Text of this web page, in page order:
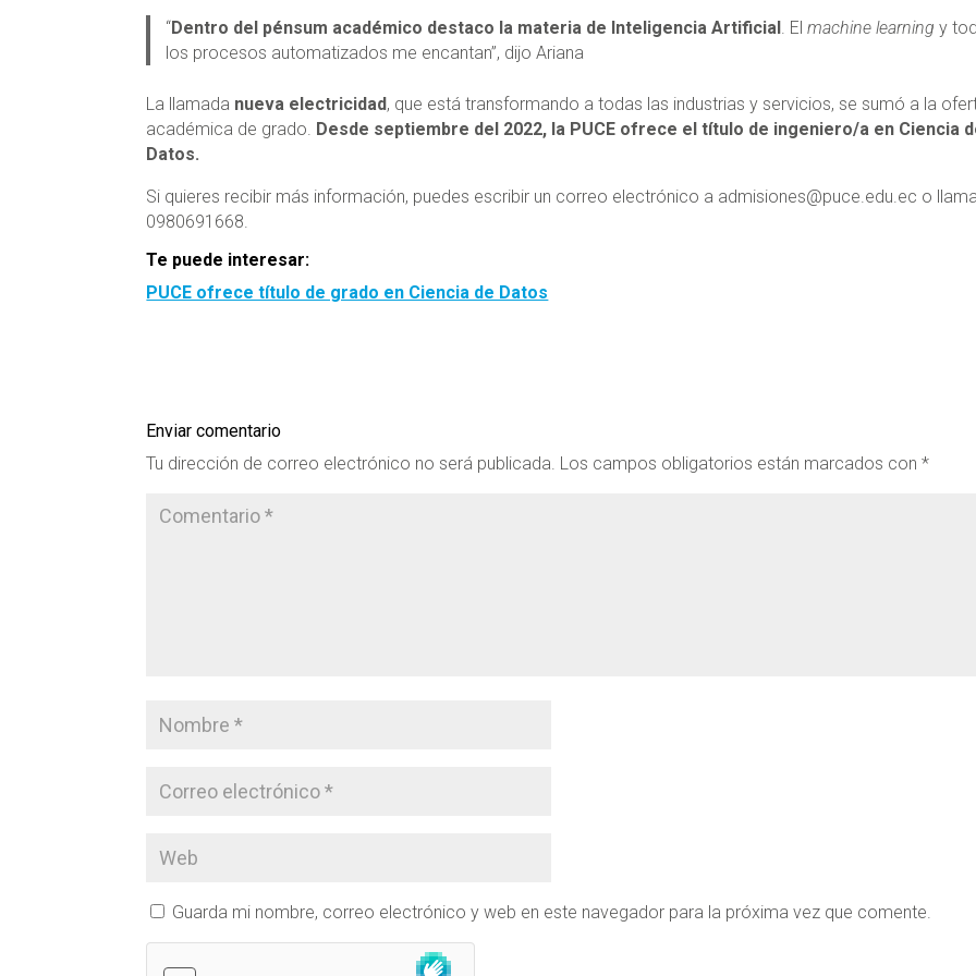
“Dentro del pénsum académico destaco la materia de Inteligencia Artificial. El machine learning y
los procesos automatizados me encantan”, dijo Ariana
La llamada nueva electricidad, que está transformando a todas las industrias y servicios, se sumó a la
académica de grado. Desde septiembre del 2022, la PUCE ofrece el título de ingeniero/a en Ciencia
Datos.
Si quieres recibir más información, puedes escribir un correo electrónico a admisiones@puce.edu.ec o
0980691668.
Te puede interesar:
PUCE ofrece título de grado en Ciencia de Datos
Enviar comentario
Tu dirección de correo electrónico no será publicada. Los campos obligatorios están marcados con*
Guarda mi nombre, correo electrónico y web en este navegador para la próxima vez que comente.